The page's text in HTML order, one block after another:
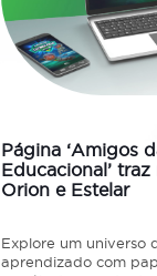
Página ‘Amigos
Educacional’
Orion e Estelar
Explore um universo
aprendizado com